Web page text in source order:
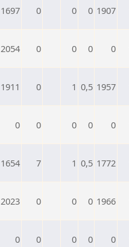
1697 0 0 0 1907
2054 0 0 0 0
1911 0 1 0,5 1957
0 0 0 0 0
1654 7 1 0,5 1772
2023 0 0 0 1966
0 0 0 0 0